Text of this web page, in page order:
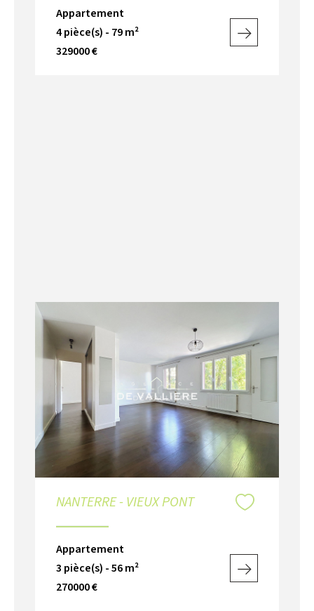
Appartement
4 pièce(s) - 79 m²
329000 €
NANTERRE - VIEUX PONT
Appartement
3 pièce(s) - 56 m²
270000 €